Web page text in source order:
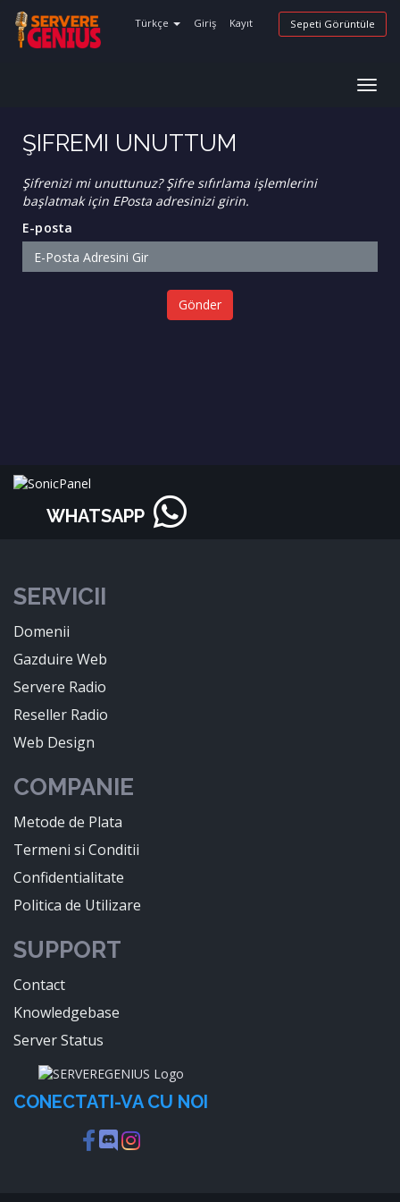
Türkçe Giriş Kayıt Sepeti Görüntüle
ŞIFREMI UNUTTUM
Şifrenizi mi unuttunuz? Şifre sıfırlama işlemlerini
başlatmak için EPosta adresinizi girin.
E-posta
Gönder
WHATSAPP
SERVICII
Domenii
Gazduire Web
Servere Radio
Reseller Radio
Web Design
COMPANIE
Metode de Plata
Termeni si Conditii
Confidentialitate
Politica de Utilizare
SUPPORT
Contact
Knowledgebase
Server Status
CONECTATI-VA CU NOI